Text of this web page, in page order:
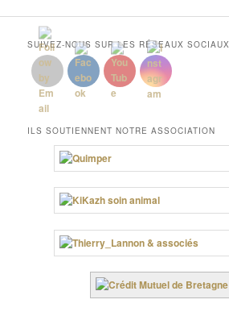
SUIVEZ-NOUS SUR LES RÉSEAUX SOCIAUX
ILS SOUTIENNENT NOTRE ASSOCIATION